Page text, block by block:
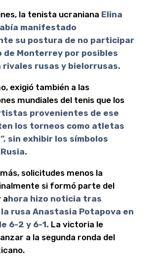
la tenista ucraniana Elina
manifestado
su postura de no participar
de Monterrey por posibles
rivales rusas y bielorrusas.
exigió también a las
mundiales del tenis que los
provenientes de ese
los torneos como atletas
sin exhibir los símbolos
solicitudes menos la
si formó parte del
ahora hizo noticia tras
rusa Anastasia Potapova en
6-2 y 6-1. La victoria le
a la segunda ronda del